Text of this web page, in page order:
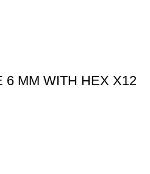
6 MM WITH HEX X12